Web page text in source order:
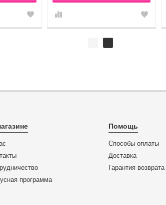
программа
Помощь
Способы оплаты
Доставка
Гарантия